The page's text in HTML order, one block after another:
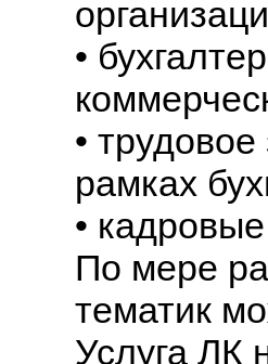
•
• трудовое
рамках
•
По мере
тематик
Услуга ЛК